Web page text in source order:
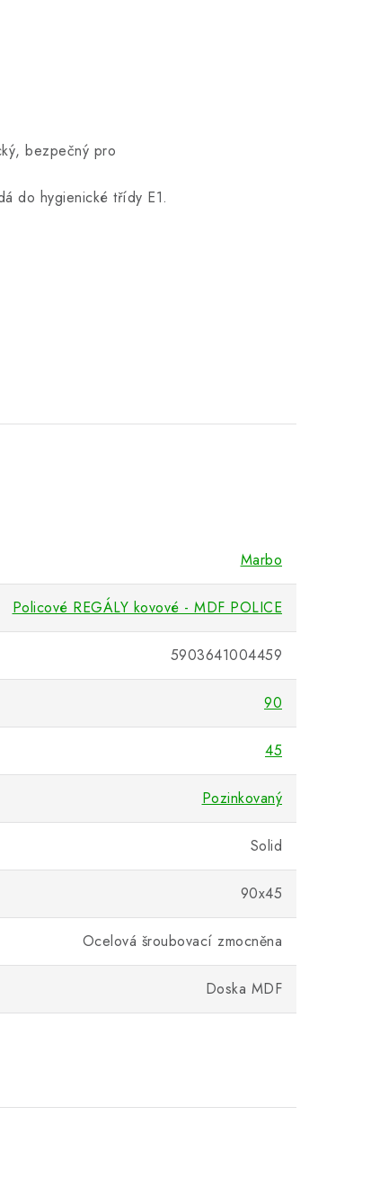
bezpečný pro
do hygienické třídy E1.
Marbo
Policové REGÁLY kovové - MDF POLICE
5903641004459
90
45
Pozinkovaný
Solid
90x45
Ocelová šroubovací zmocněna
Doska MDF